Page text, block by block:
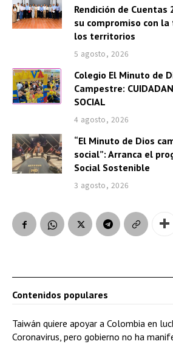
Rendición de Cuentas
su compromiso con
los territorios
5 agosto, 2026
Colegio El Minuto de
Campestre:
SOCIAL
4 agosto, 2026
“El Minuto de Dios
social”: Arranca el
Social Sostenible
3 agosto, 2026
Contenidos populares
Taiwán quiere apoyar a Colombia en
Coronavirus, pero gobierno no ha